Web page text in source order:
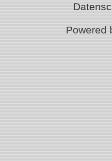
Powered